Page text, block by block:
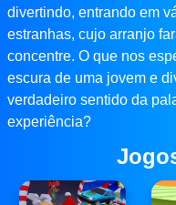
divertindo, entrando em
estranhas, cujo arranjo
concentre. O que nos
escura de uma jovem e
verdadeiro sentido da
experiência?